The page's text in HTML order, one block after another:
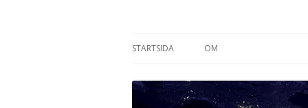
STARTSIDA OM